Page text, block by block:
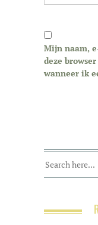
Mijn naam,
deze
wanneer ik